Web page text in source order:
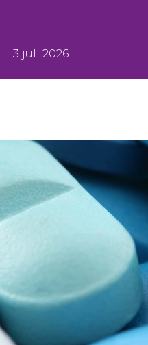
3 juli 2026